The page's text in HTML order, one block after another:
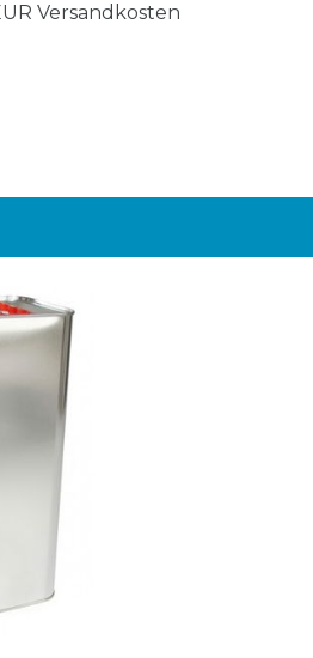
Versandkosten